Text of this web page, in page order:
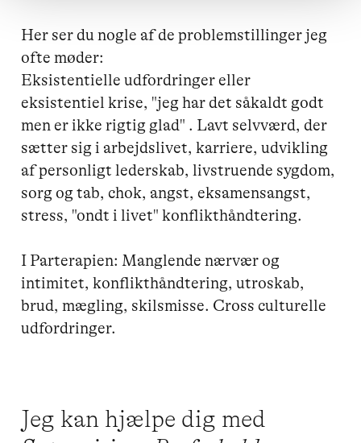
Her ser du nogle af de problemstillinger jeg
ofte møder:
Eksistentielle udfordringer eller
eksistentiel krise, "jeg har det såkaldt godt
men er ikke rigtig glad" . Lavt selvværd, der
sætter sig i arbejdslivet, karriere, udvikling
af personligt lederskab, livstruende sygdom,
sorg og tab, chok, angst, eksamensangst,
stress, "ondt i livet" konflikthåndtering.
I Parterapien: Manglende nærvær og
intimitet, konflikthåndtering, utroskab,
brud, mægling, skilsmisse. Cross culturelle
udfordringer.
Jeg kan hjælpe dig med